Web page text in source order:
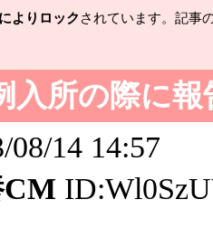
よりロック されています。記事
入所の際に
08/14 14:57